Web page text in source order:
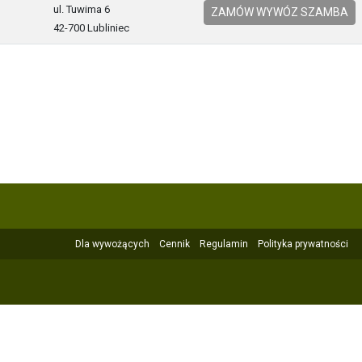
ul. Tuwima 6
42-700 Lubliniec
ZAMÓW WYWÓZ SZAMBA
Dla wywożących Cennik Regulamin Polityka prywatności